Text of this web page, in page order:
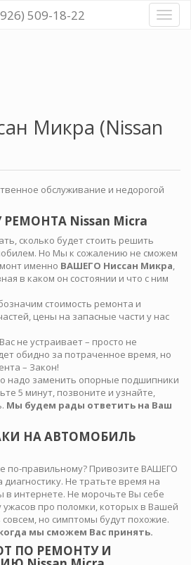
509-18-22
и
Микра (Nissan
обслуживание и недорогой
Nissan Micra
сколько будет стоить решить
Но Мы к сожалению не сможем
именно ВАШЕГО Ниссан Микра,
в каком он состоянии и что с ним
стоимость ремонта и
цены на запасные части у нас
не устраивает – просто не
обидно за потраченное время, но
– Закон!
надо заменить опорные подшипники
5 минут, позвоните и узнайте,
Мы будем рады ответить на Ваш
НА АВТОМОБИЛЬ
по-правильному? Привозите ВАШЕГО
Не тратьте время на
в интернете. Не морочьте Вы себе
ужасов про поломки, которых в Вашей
но симптомы будут похожие.
мы сможем Вас принять.
ПО РЕМОНТУ И